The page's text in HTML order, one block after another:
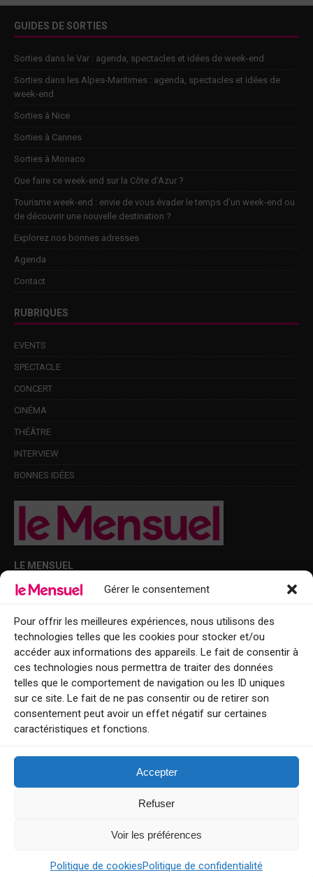
Gérer le consentement
Pour offrir les meilleures expériences, nous utilisons des
technologies telles que les cookies pour stocker et/ou
accéder aux informations des appareils. Le fait de consentir à
ces technologies nous permettra de traiter des données
telles que le comportement de navigation ou les ID uniques
sur ce site. Le fait de ne pas consentir ou de retirer son
consentement peut avoir un effet négatif sur certaines
caractéristiques et fonctions.
Accepter
Refuser
Voir les préférences
Politique de cookiesPolitique de confidentialité
GUIDES DE SORTIES
Sorties dans le Var : agenda, spectacles et idées de week-end
Sorties dans les Alpes-Maritimes : agenda, spectacles et idées de
week-end
Sorties à Nice
Sorties à Cannes
Sorties à Monaco
Que faire ce week-end sur la Côte d’Azur ?
Tourisme week-end : envie de vous évader le temps d’un week-end ou
de découvrir une nouvelle destination ?
Explorez nos bonnes adresses
Agenda
Contact
RUBRIQUES
EVENTS
SPECTACLE
CONCERT
CINÉMA
THÉÂTRE
INTERVIEW
BONNES IDÉES
LE MENSUEL
Points de diffusion Var et Alpes-Maritimes : oû trouver Le Mensuel ?
Le Mensuel en PDF : consultez le magazine en ligne
Qui sommes-nous ?
BFM Top Sorties
EVENT
Tourisme week-end : envie de vous évader le temps d’un week-end ou
Explorez nos bonnes adresses
Contact